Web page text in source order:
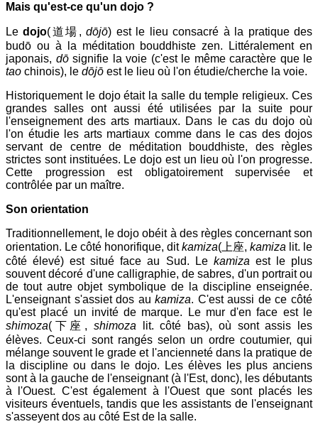
Mais qu'est-ce qu'un dojo ?
Ledojo(道場 ,dōjō) est le lieu consacré à la pratique des
budō ou à la méditation bouddhiste zen. Littéralement en
japonais, dōsignifie la voie (c'est le même caractère que le
tao chinois), le dōjō est le lieu où l'on étudie/cherche la voie.
Historiquement le dojo était la salle du temple religieux. Ces
grandes salles ont aussi été utilisées par la suite pour
l'enseignement des arts martiaux. Dans le cas du dojo où
l'on étudie les arts martiaux comme dans le cas des dojos
servant de centre de méditation bouddhiste, des règles
strictes sont instituées. Le dojo est un lieu où l'on progresse.
Cette progression est obligatoirement supervisée et
contrôlée par un maître.
Son orientation
Traditionnellement, le dojo obéit à des règles concernant son
orientation. Le côté honorifique, ditkamiza( 上座, kamiza lit. le
côté élevé) est situé face au Sud. Le kamiza est le plus
souvent décoré d'une calligraphie, de sabres, d'un portrait ou
de tout autre objet symbolique de la discipline enseignée.
L'enseignant s'assiet dos aukamiza. C'est aussi de ce côté
qu'est placé un invité de marque. Le mur d'en face est le
shimoza( 下座 , shimoza lit. côté bas), où sont assis les
élèves. Ceux-ci sont rangés selon un ordre coutumier, qui
mélange souvent le grade et l'ancienneté dans la pratique de
la discipline ou dans le dojo. Les élèves les plus anciens
sont à la gauche de l'enseignant (à l'Est, donc), les débutants
à l'Ouest. C'est également à l'Ouest que sont placés les
visiteurs éventuels, tandis que les assistants de l'enseignant
s'asseyent dos au côté Est de la salle.